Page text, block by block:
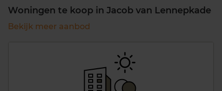
Woningen te koop in Jacob van Lennepkade
Bekijk meer aanbod